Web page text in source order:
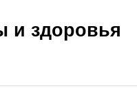
и здоровья